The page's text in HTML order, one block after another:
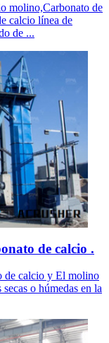
molino,Carbonato de
calcio línea de
de ...
de calcio .
de calcio y El molino
o húmedas en la